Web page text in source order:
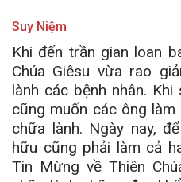
Suy Niệm
Khi đến trần gian loan
Chúa Giêsu vừa rao
lành các bệnh nhân.
cũng muốn các ông
chữa lành. Ngày nay,
hữu cũng phải làm cả
Tin Mừng về Thiên